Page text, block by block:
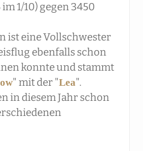
im 1/10) gegen 3450
ist eine Vollschwester
ebenfalls schon
konnte und stammt
" mit der "Lea".
in diesem Jahr schon